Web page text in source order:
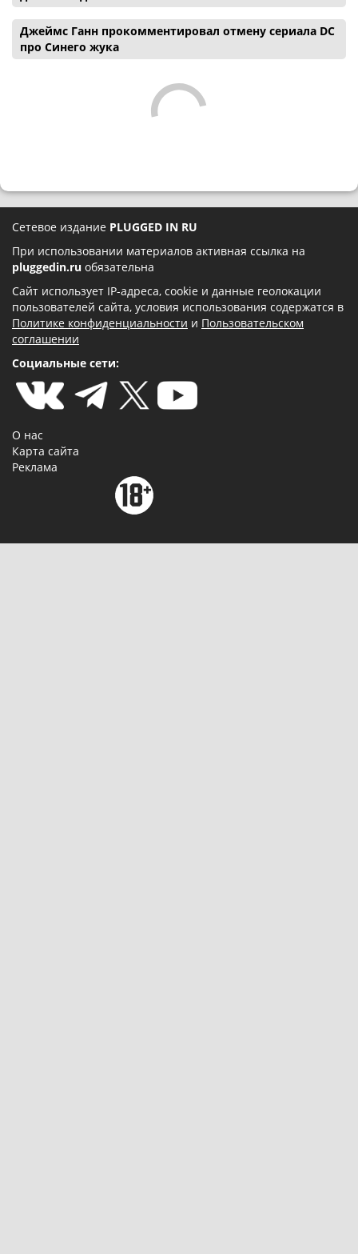
Джеймс Ганн прокомментировал отмену сериала DC
про Синего жука
Сетевое издание PLUGGED IN RU
При использовании материалов активная ссылка на
pluggedin.ru обязательна
Сайт использует IP-адреса, cookie и данные геолокации
пользователей сайта, условия использования содержатся в
Политике конфиденциальности и Пользовательском
соглашении
Социальные сети:
О нас
Карта сайта
Реклама